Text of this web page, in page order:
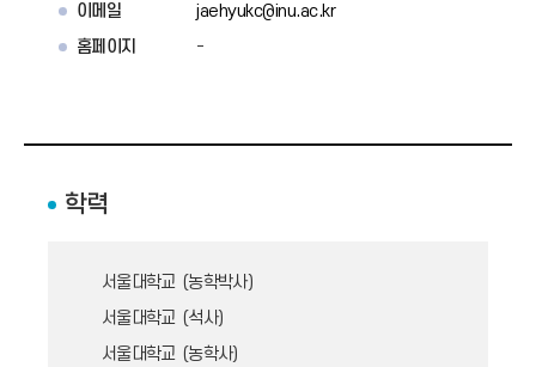
이메일
jaehyukc@inu.ac.kr
홈페이지
-
학력
서울대학교 (농학박사)
서울대학교 (석사)
서울대학교 (농학사)